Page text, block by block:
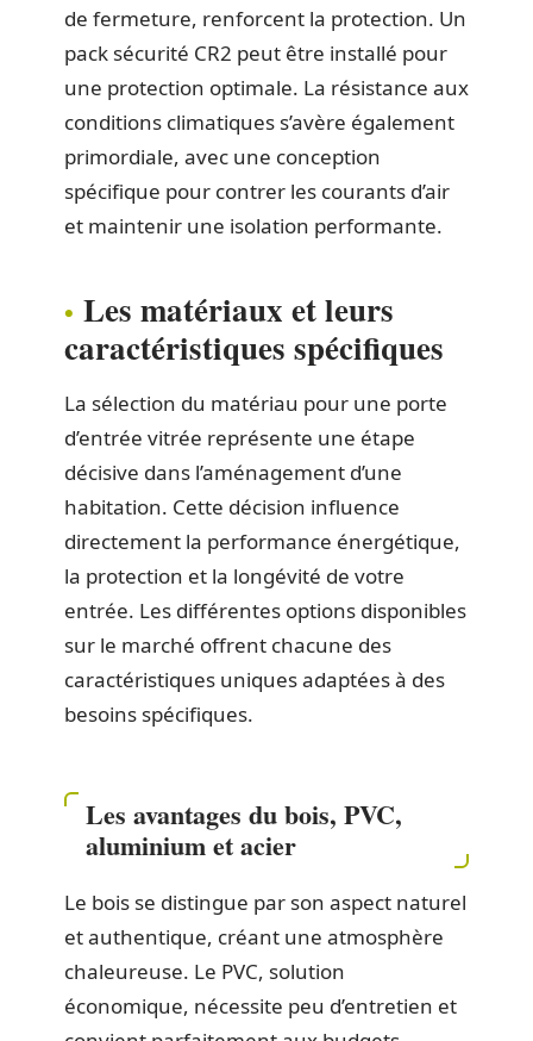
de fermeture, renforcent la protection. Un
pack sécurité CR2 peut être installé pour
une protection optimale. La résistance aux
conditions climatiques s’avère également
primordiale, avec une conception
spécifique pour contrer les courants d’air
et maintenir une isolation performante.
Les matériaux et leurs
caractéristiques spécifiques
La sélection du matériau pour une porte
d’entrée vitrée représente une étape
décisive dans l’aménagement d’une
habitation. Cette décision influence
directement la performance énergétique,
la protection et la longévité de votre
entrée. Les différentes options disponibles
sur le marché offrent chacune des
caractéristiques uniques adaptées à des
besoins spécifiques.
Les avantages du bois, PVC,
aluminium et acier
Le bois se distingue par son aspect naturel
et authentique, créant une atmosphère
chaleureuse. Le PVC, solution
économique, nécessite peu d’entretien et